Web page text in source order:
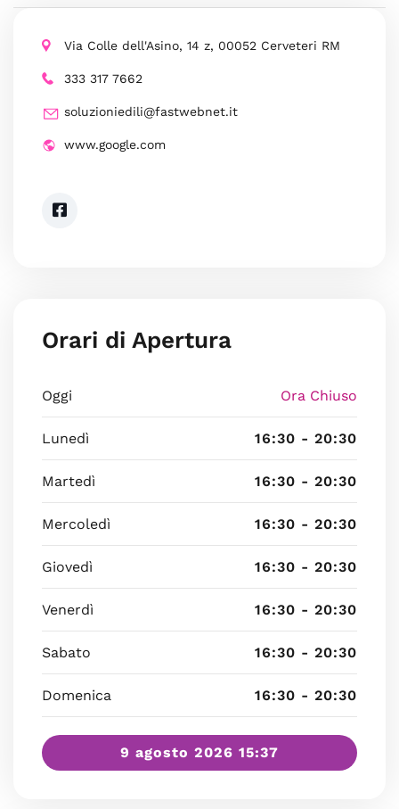
Via Colle dell'Asino, 14 z, 00052 Cerveteri RM
333 317 7662
soluzioniedili@fastwebnet.it
www.google.com
Orari di Apertura
Oggi Ora Chiuso
Lunedì 16:30 - 20:30
Martedì 16:30 - 20:30
Mercoledì 16:30 - 20:30
Giovedì 16:30 - 20:30
Venerdì 16:30 - 20:30
Sabato 16:30 - 20:30
Domenica 16:30 - 20:30
9 agosto 2026 15:37